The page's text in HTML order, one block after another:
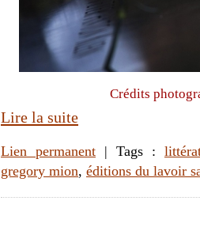
Crédits
Lire la suite
Lien permanent | Tags :
gregory mion, éditions du lavoir